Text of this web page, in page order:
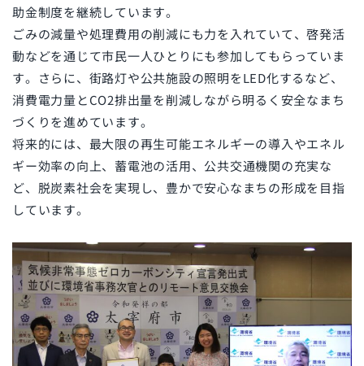
助金制度を継続しています。
ごみの減量や処理費用の削減にも力を入れていて、啓発活
動などを通じて市民一人ひとりにも参加してもらっていま
す。さらに、街路灯や公共施設の照明をLED化するなど、
消費電力量とCO2排出量を削減しながら明るく安全なまち
づくりを進めています。
将来的には、最大限の再生可能エネルギーの導入やエネル
ギー効率の向上、蓄電池の活用、公共交通機関の充実な
ど、脱炭素社会を実現し、豊かで安心なまちの形成を目指
しています。